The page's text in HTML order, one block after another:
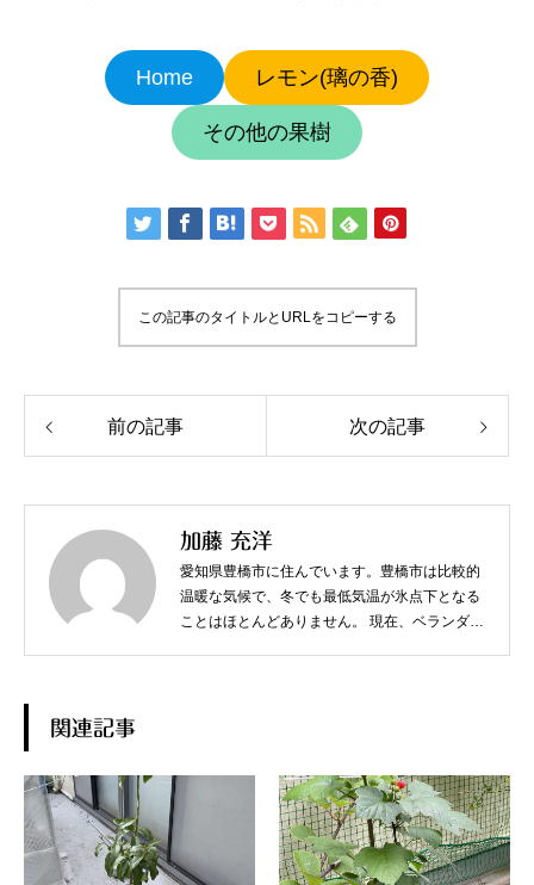
Home レモン(璃の香)
その他の果樹
この記事のタイトルとURLをコピーする
前の記事 次の記事
加藤 充洋
愛知県豊橋市に住んでいます。豊橋市は比較的
温暖な気候で、冬でも最低気温が氷点下となる
ことはほとんどありません。 現在、ベランダで
関連記事